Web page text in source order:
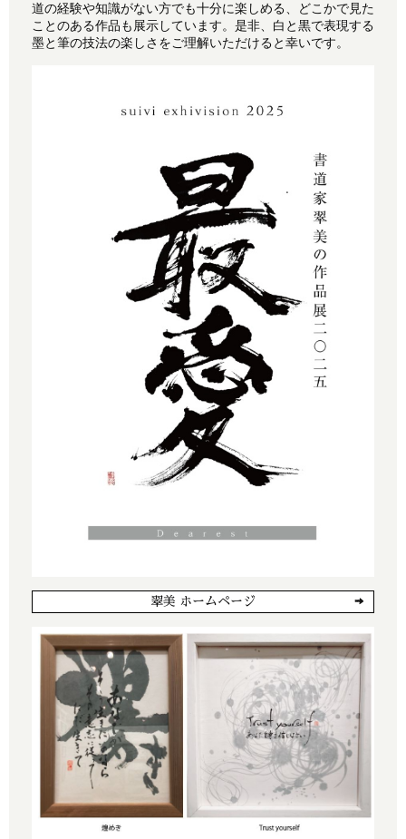
道の経験や知識がない方でも十分に楽しめる、どこかで見た
ことのある作品も展示しています。是非、白と黒で表現する
墨と筆の技法の楽しさをご理解いただけると幸いです。
翠美 ホームページ